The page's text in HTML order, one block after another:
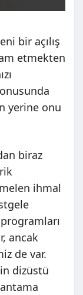
bir açılış
etmekten
yerine onu
biraz
ihmal
ancak
de var.
dizüstü